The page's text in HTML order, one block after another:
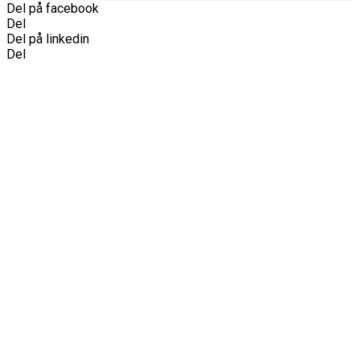
Del på facebook
Del
Del på linkedin
Del